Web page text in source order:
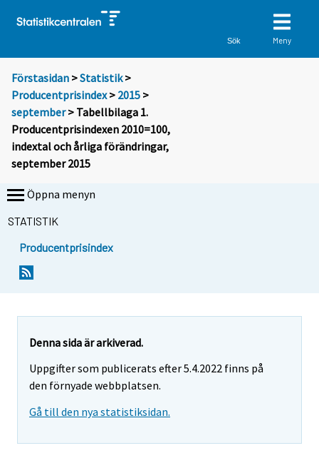
Sök Meny
Förstasidan >Statistik >
Producentprisindex> 2015 >
september> Tabellbilaga 1.
Producentprisindexen 2010=100,
indextal och årliga förändringar,
september 2015
Öppna menyn
STATISTIK
Producentprisindex
Denna sida är arkiverad.
Uppgifter som publicerats efter 5.4.2022 finns på
den förnyade webbplatsen.
Gå till den nya statistiksidan.